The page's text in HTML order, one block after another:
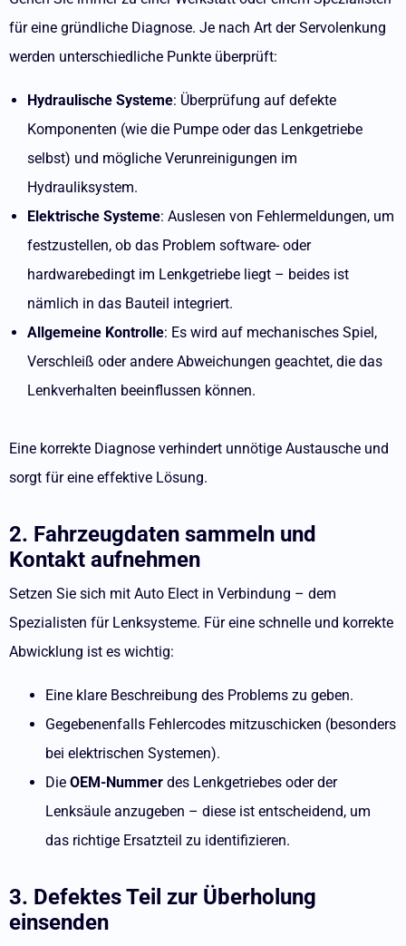
für eine gründliche Diagnose. Je nach Art der Servolenkung
werden unterschiedliche Punkte überprüft:
Hydraulische Systeme: Überprüfung auf defekte
Komponenten (wie die Pumpe oder das Lenkgetriebe
selbst) und mögliche Verunreinigungen im
Hydrauliksystem.
Elektrische Systeme: Auslesen von Fehlermeldungen, um
festzustellen, ob das Problem software- oder
hardwarebedingt im Lenkgetriebe liegt – beides ist
nämlich in das Bauteil integriert.
Allgemeine Kontrolle: Es wird auf mechanisches Spiel,
Verschleiß oder andere Abweichungen geachtet, die das
Lenkverhalten beeinflussen können.
Eine korrekte Diagnose verhindert unnötige Austausche und
sorgt für eine effektive Lösung.
2. Fahrzeugdaten sammeln und
Kontakt aufnehmen
Setzen Sie sich mit Auto Elect in Verbindung – dem
Spezialisten für Lenksysteme. Für eine schnelle und korrekte
Abwicklung ist es wichtig:
Eine klare Beschreibung des Problems zu geben.
Gegebenenfalls Fehlercodes mitzuschicken (besonders
bei elektrischen Systemen).
Die OEM-Nummer des Lenkgetriebes oder der
Lenksäule anzugeben – diese ist entscheidend, um
das richtige Ersatzteil zu identifizieren.
3. Defektes Teil zur Überholung
einsenden